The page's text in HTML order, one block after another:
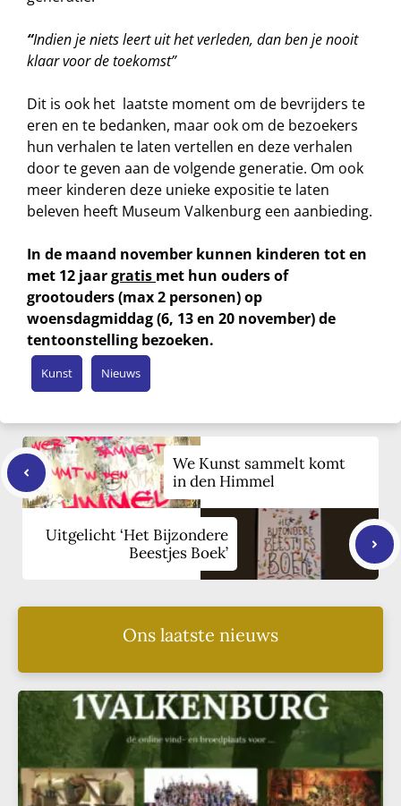
“Indien je niets leert uit het verleden, dan ben je nooit
klaar voor de toekomst”
Dit is ook het laatste moment om de bevrijders te
eren en te bedanken, maar ook om de bezoekers
hun verhalen te laten vertellen en deze verhalen
door te geven aan de volgende generatie. Om ook
meer kinderen deze unieke expositie te laten
beleven heeft Museum Valkenburg een aanbieding.
In de maand november kunnen kinderen tot en
met 12 jaargratis met hun ouders of
grootouders (max 2 personen) op
woensdagmiddag (6, 13 en 20 november) de
tentoonstelling bezoeken.
Kunst Nieuws
We Kunst sammelt komt
in den Himmel
Uitgelicht ‘Het Bijzondere
Beestjes Boek’
Ons laatste nieuws